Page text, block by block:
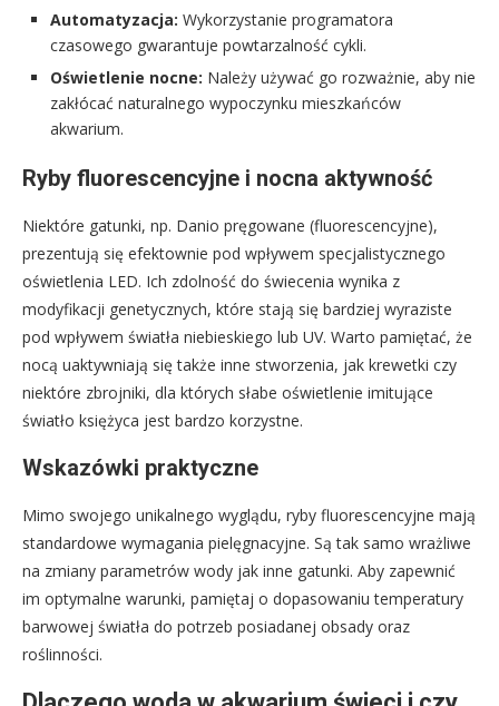
Automatyzacja: Wykorzystanie programatora
czasowego gwarantuje powtarzalność cykli.
Oświetlenie nocne: Należy używać go rozważnie, aby nie
zakłócać naturalnego wypoczynku mieszkańców
akwarium.
Ryby fluorescencyjne i nocna aktywność
Niektóre gatunki, np. Danio pręgowane (fluorescencyjne),
prezentują się efektownie pod wpływem specjalistycznego
oświetlenia LED. Ich zdolność do świecenia wynika z
modyfikacji genetycznych, które stają się bardziej wyraziste
pod wpływem światła niebieskiego lub UV. Warto pamiętać, że
nocą uaktywniają się także inne stworzenia, jak krewetki czy
niektóre zbrojniki, dla których słabe oświetlenie imitujące
światło księżyca jest bardzo korzystne.
Wskazówki praktyczne
Mimo swojego unikalnego wyglądu, ryby fluorescencyjne mają
standardowe wymagania pielęgnacyjne. Są tak samo wrażliwe
na zmiany parametrów wody jak inne gatunki. Aby zapewnić
im optymalne warunki, pamiętaj o dopasowaniu temperatury
barwowej światła do potrzeb posiadanej obsady oraz
roślinności.